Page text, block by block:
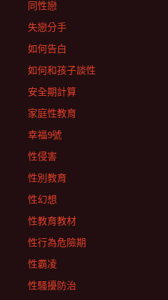
同性戀
失戀分手
如何告白
如何和孩子談性
安全期計算
家庭性教育
幸福9號
性侵害
性別教育
性幻想
性教育教材
性行為危險期
性霸凌
性騷擾防治